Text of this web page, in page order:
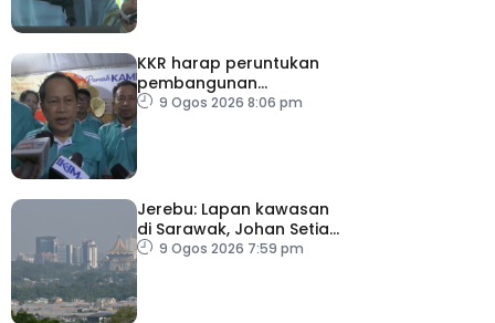
KKR harap peruntukan
pembangunan
ditingkatkan
9 Ogos 2026 8:06 pm
Jerebu: Lapan kawasan
di Sarawak, Johan Setia
di Selangor catat IPU
9 Ogos 2026 7:59 pm